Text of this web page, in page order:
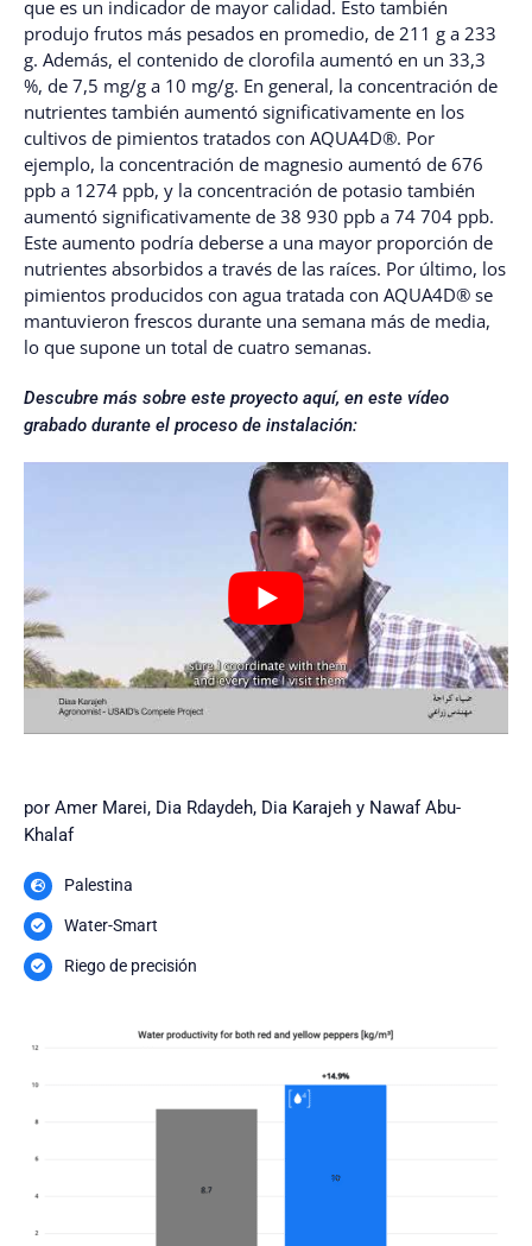
que es un indicador de mayor calidad. Esto también
produjo frutos más pesados en promedio, de 211 g a 233
g. Además, el contenido de clorofila aumentó en un 33,3
%, de 7,5 mg/g a 10 mg/g. En general, la concentración de
nutrientes también aumentó significativamente en los
cultivos de pimientos tratados con AQUA4D®. Por
ejemplo, la concentración de magnesio aumentó de 676
ppb a 1274 ppb, y la concentración de potasio también
aumentó significativamente de 38 930 ppb a 74 704 ppb.
Este aumento podría deberse a una mayor proporción de
nutrientes absorbidos a través de las raíces. Por último, los
pimientos producidos con agua tratada con AQUA4D® se
mantuvieron frescos durante una semana más de media,
lo que supone un total de cuatro semanas.
Descubre más sobre este proyecto aquí, en este vídeo
grabado durante el proceso de instalación:
por Amer Marei, Dia Rdaydeh, Dia Karajeh y Nawaf Abu-
Khalaf
Palestina
Water-Smart
Riego de precisión